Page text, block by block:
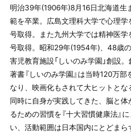
明治39年(1906年)8月16日北海道生
範を卒業。広島文理科大学で心理
号取得。また九州大学では精神医
号取得。昭和29年(1954年)、48歳
害児教育施設「しいのみ学園」創設
著書『しいのみ学園』は当時120万
なり、映画化もされて大ヒットとな
同時に自身が実践してきた、脳と
るための習慣を『十大習慣健康法』
い、活動範囲は日本国内にとどま